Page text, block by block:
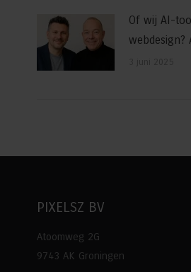
Of wij AI-
webdesign?
PIXELSZ BV
Atoomweg 2G
9743 AK Groningen